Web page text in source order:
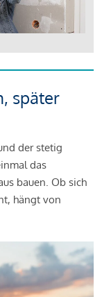
später
der stetig
das
bauen. Ob sich
hängt von